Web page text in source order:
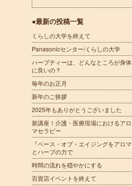
●最新の投稿一覧
くらしの大学を終えて
Panasonicセンター/くらしの大学
ハーブティーは、どんなところが身体
に良いの？
毎年のお正月
新年のご挨拶
2025年もありがとうございました
新講座！介護・医療現場におけるアロ
マセラピー
『ペース・オブ・エイジングをアロマ
とハーブの力で
時間の流れを穏やかにする
百貨店イベントを終えて